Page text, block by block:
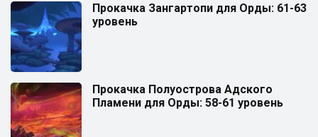
Прокачка Зангартопи для Орды: 61-63
уровень
Прокачка Полуострова Адского
Пламени для Орды: 58-61 уровень